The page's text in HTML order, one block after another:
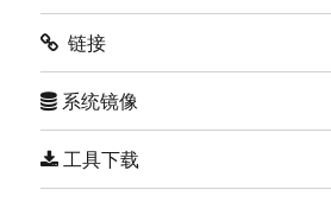
链接
系统镜像
工具下载